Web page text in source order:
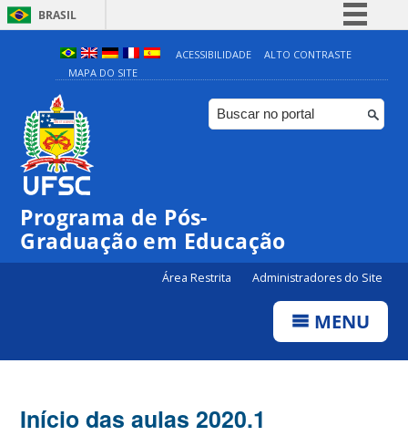
BRASIL
Simplifique!
Comunica BR
Participe
ACESSIBILIDADE
ALTO CONTRASTE
MAPA DO SITE
Programa de Pós-
Graduação em Educação
Área Restrita Administradores do Site
MENU
Início das aulas 2020.1